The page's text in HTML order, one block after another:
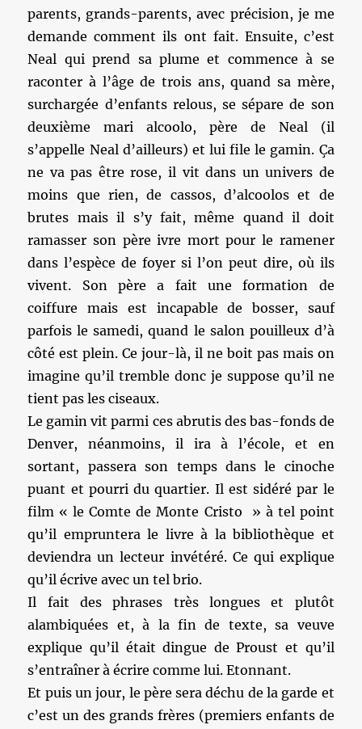
parents, grands-parents, avec précision, je me
demande comment ils ont fait. Ensuite, c’est
Neal qui prend sa plume et commence à se
raconter à l’âge de trois ans, quand sa mère,
surchargée d’enfants relous, se sépare de son
deuxième mari alcoolo, père de Neal (il
s’appelle Neal d’ailleurs) et lui file le gamin. Ça
ne va pas être rose, il vit dans un univers de
moins que rien, de cassos, d’alcoolos et de
brutes mais il s’y fait, même quand il doit
ramasser son père ivre mort pour le ramener
dans l’espèce de foyer si l’on peut dire, où ils
vivent. Son père a fait une formation de
coiffure mais est incapable de bosser, sauf
parfois le samedi, quand le salon pouilleux d’à
côté est plein. Ce jour-là, il ne boit pas mais on
imagine qu’il tremble donc je suppose qu’il ne
tient pas les ciseaux.
Le gamin vit parmi ces abrutis des bas-fonds de
Denver, néanmoins, il ira à l’école, et en
sortant, passera son temps dans le cinoche
puant et pourri du quartier. Il est sidéré par le
film « le Comte de Monte Cristo » à tel point
qu’il empruntera le livre à la bibliothèque et
deviendra un lecteur invétéré. Ce qui explique
qu’il écrive avec un tel brio.
Il fait des phrases très longues et plutôt
alambiquées et, à la fin de texte, sa veuve
explique qu’il était dingue de Proust et qu’il
s’entraîner à écrire comme lui. Etonnant.
Et puis un jour, le père sera déchu de la garde et
c’est un des grands frères (premiers enfants de